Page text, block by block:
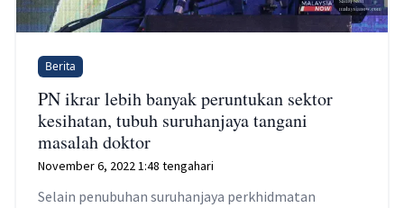
Berita
PN ikrar lebih banyak peruntukan sektor
kesihatan, tubuh suruhanjaya tangani
masalah doktor
November 6, 2022 1:48 tengahari
Selain penubuhan suruhanjaya perkhidmatan